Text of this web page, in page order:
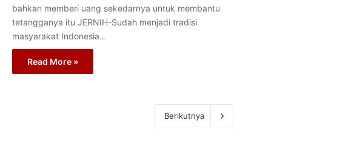
bahkan memberi uang sekedarnya untuk membantu
tetangganya itu JERNIH-Sudah menjadi tradisi
masyarakat Indonesia…
Read More »
Berikutnya